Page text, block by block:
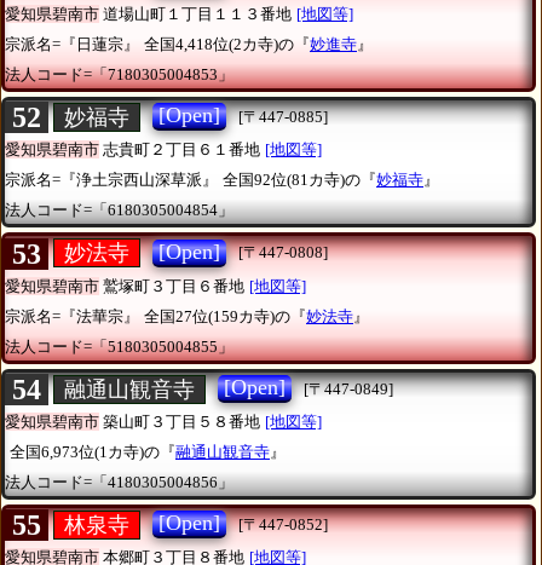
愛知県碧南市 道場山町１丁目１１３番地 [地図等]
宗派名=『日蓮宗』
全国4,418位(2カ寺)の『妙進寺』
法人コード=「7180305004853」
52 妙福寺 [Open]
[〒447-0885]
愛知県碧南市 志貴町２丁目６１番地 [地図等]
宗派名=『浄土宗西山深草派』
全国92位(81カ寺)の『妙福寺』
法人コード=「6180305004854」
53 妙法寺 [Open]
[〒447-0808]
愛知県碧南市 鷲塚町３丁目６番地 [地図等]
宗派名=『法華宗』
全国27位(159カ寺)の『妙法寺 』
法人コード=「5180305004855」
54 融通山観音寺 [Open]
[〒447-0849]
愛知県碧南市 築山町３丁目５８番地 [地図等]
全国6,973位(1カ寺)の『融通山観音寺』
法人コード=「4180305004856」
55 林泉寺 [Open]
[〒447-0852]
愛知県碧南市 本郷町３丁目８番地 [地図等]